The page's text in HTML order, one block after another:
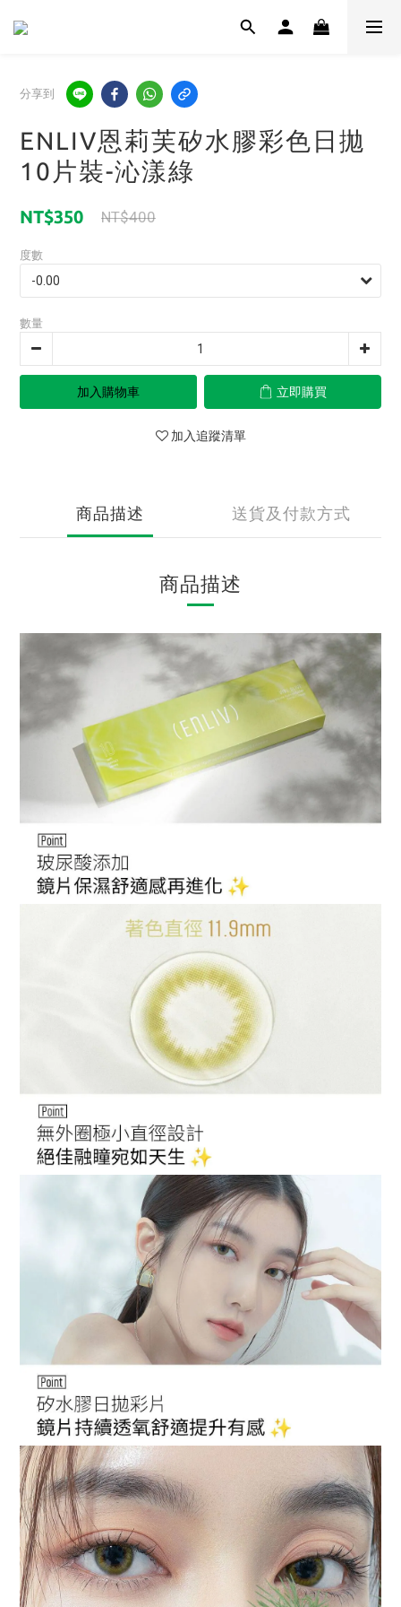
分享到
ENLIV恩莉芙矽水膠彩色日拋
10片裝-沁漾綠
NT$350 NT$400
度數
數量
加入購物車 立即購買
加入追蹤清單
商品描述 送貨及付款方式
商品描述